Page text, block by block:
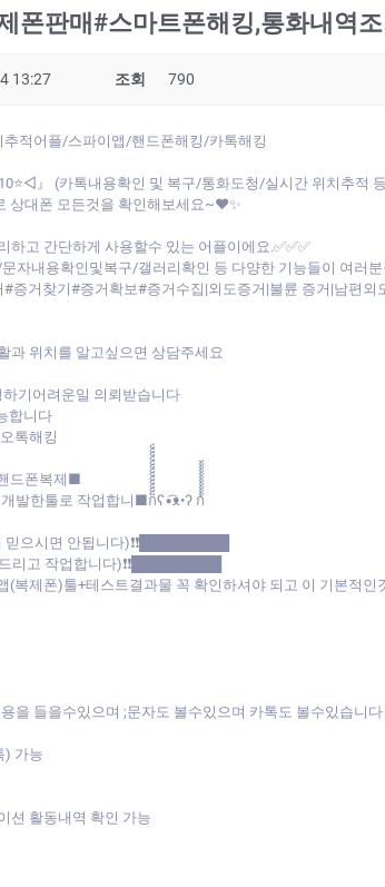
폰판매#스마트폰해킹,통화내역
13:27 조회 790
적어플/스파이앱/핸드폰해킹/카톡해킹
』 (카톡내용확인 및 복구/통화도청/실시간 위치추적
상대폰 모든것을 확인해보세요~♥✨
하고 간단하게 사용할수 있는 어플이에요.✅✅✅
자내용확인및복구/갤러리확인 등 다양한 기능들이 여러
거찾기#증거확보#증거수집|외도증거|불륜 증거|남편외
과 위치를 알고싶으면 상담주세요
기어려운일 의뢰받습니다
합니다
톡해킹
드폰복제■
발한툴로 작업합니■ก็็็็็็็็็็็็็ʕ•͡ᴥ•ʔ ก้้้้้้้้้้้
으시면 안됩니다)❗❗█████████
고 작업합니다)❗❗█████████
(복제폰)툴+테스트결과물 꼭 확인하셔야 되고 이 기본적
을 들을수있으며 ;문자도 볼수있으며 카톡도 볼수있습니다
) 가능
션 활동내역 확인 가능